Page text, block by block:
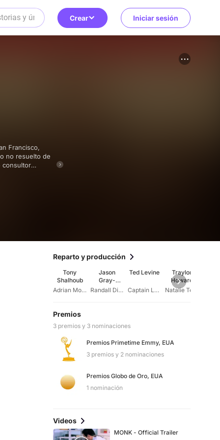
Crear Iniciar sesión
no resuelto de
consultor
Reparto y producción
Tony
Shalhoub
Adrian Monk
Jason
Gray-
StanfordRandall Disher
Ted Levine
Captain Leland Stottlemeyer
Traylor
Howard
Premios
3 premios y 3 nominaciones
Premios Primetime Emmy, EUA
3 premios y 2 nominaciones
Premios Globo de Oro, EUA
1 nominación
Videos
MONK - Official Trailer